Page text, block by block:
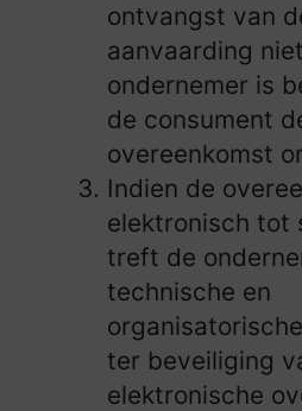
ontvangst van
aanvaarding
ondernemer is
de consument
overeenkomst
Indien de
elektronisch tot
treft de
technische en
ter beveiliging
elektronische